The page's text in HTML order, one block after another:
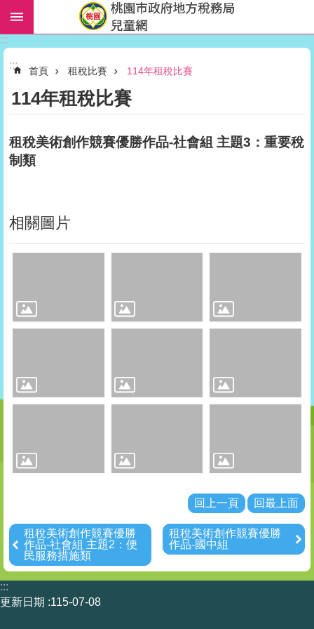
跳到主要內容區塊
進
階
尋
教
載
活
租
賽
其
結
回
首
站
:::
::: 首頁 租稅比賽 114年租稅比賽
114年租稅比賽
租稅美術創作競賽優勝作品-社會組 主題3：重要稅
制類
相關圖片
回上一頁 回最上面
租稅美術創作競賽優勝
作品-社會組 主題2：便
民服務措施類
租稅美術創作競賽優勝
作品-國中組
:::
更新日期
115-07-08